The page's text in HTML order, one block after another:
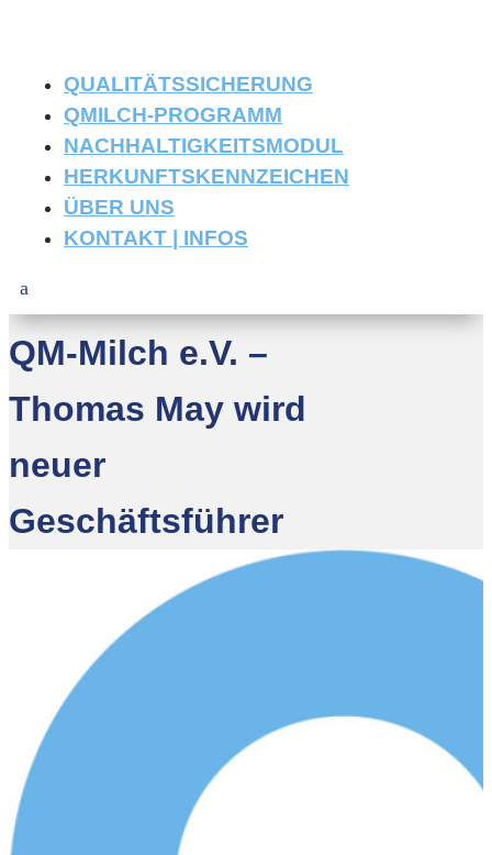
QUALITÄTSSICHERUNG
QMILCH-PROGRAMM
NACHHALTIGKEITSMODUL
HERKUNFTSKENNZEICHEN
ÜBER UNS
KONTAKT | INFOS
QM-Milch e.V. –
Thomas May wird
neuer
Geschäftsführer